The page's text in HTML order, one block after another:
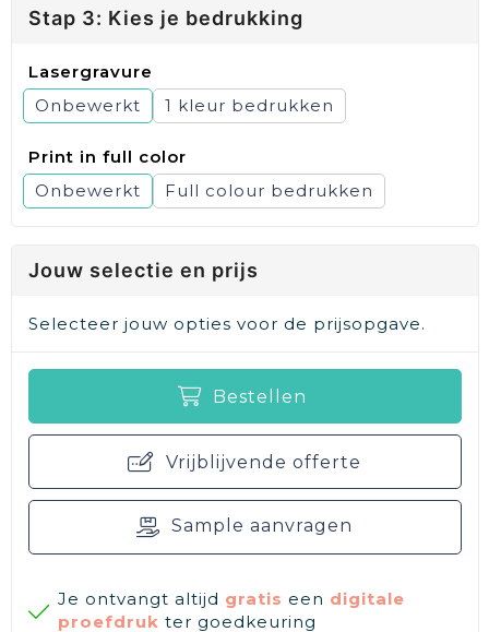
Stap 3: Kies je bedrukking
Lasergravure
Onbewerkt
1
Print in full color
Onbewerkt
Full colour
Jouw selectie en prijs
Selecteer jouw opties voor de prijsopgave.
Bestellen
Vrijblijvende offerte
Sample aanvragen
Je ontvangt altijd gratis een digitale
proefdruk ter goedkeuring